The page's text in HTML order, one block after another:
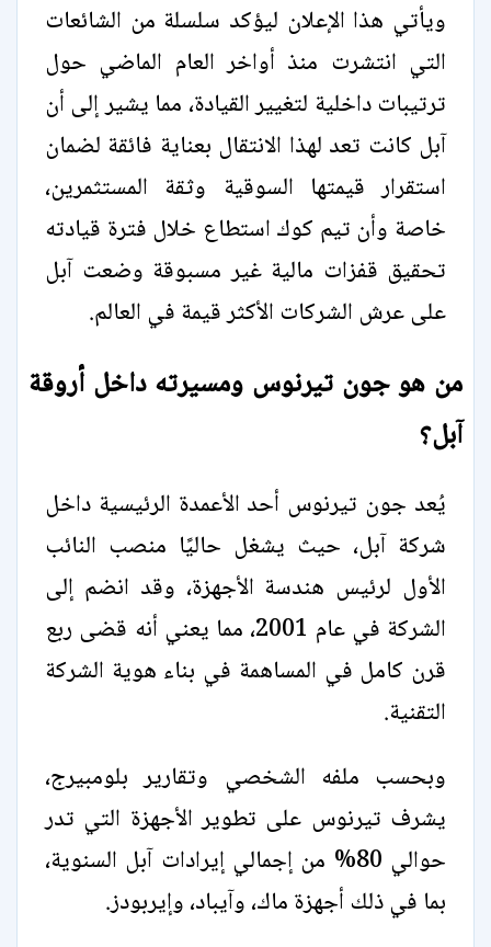
ويأتي هذا الإعلان ليؤكد سلسلة من الشائعات
التي انتشرت منذ أواخر العام الماضي حول
ترتيبات داخلية لتغيير القيادة، مما يشير إلى أن
آبل كانت تعد لهذا الانتقال بعناية فائقة لضمان
استقرار قيمتها السوقية وثقة المستثمرين،
خاصة وأن تيم كوك استطاع خلال فترة قيادته
تحقيق قفزات مالية غير مسبوقة وضعت آبل
على عرش الشركات الأكثر قيمة في العالم.
من هو جون تيرنوس ومسيرته داخل أروقة
آبل؟
يُعد جون تيرنوس أحد الأعمدة الرئيسية داخل
شركة آبل، حيث يشغل حاليًا منصب النائب
الأول لرئيس هندسة الأجهزة، وقد انضم إلى
الشركة في عام 2001، مما يعني أنه قضى ربع
قرن كامل في المساهمة في بناء هوية الشركة
التقنية.
وبحسب ملفه الشخصي وتقارير بلومبيرج،
يشرف تيرنوس على تطوير الأجهزة التي تدر
حوالي 80% من إجمالي إيرادات آبل السنوية،
بما في ذلك أجهزة ماك، وآيباد، وإيربودز.